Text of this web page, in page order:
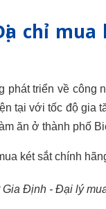
chỉ
phát triển về
tại với tốc độ gia
ăn ở thành phố
Gia Định - Đại lý